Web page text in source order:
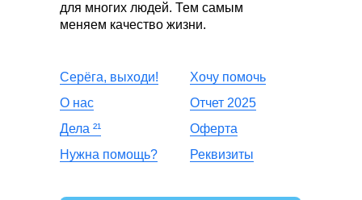
для многих людей. Тем самым
меняем качество жизни.
Серёга, выходи!
О нас
Дела ²¹
Нужна помощь?
Хочу помочь
Отчет 2025
Оферта
Реквизиты